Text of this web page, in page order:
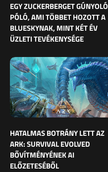
EGY ZUCKERBERGET GÚNYOLÓ
PÓLÓ, AMI TÖBBET HOZOTT A
BLUESKYNAK, MINT KÉT ÉV
ÜZLETI TEVÉKENYSÉGE
HATALMAS BOTRÁNY LETT AZ
ARK: SURVIVAL EVOLVED
BŐVÍTMÉNYÉNEK AI
ELŐZETESÉBŐL